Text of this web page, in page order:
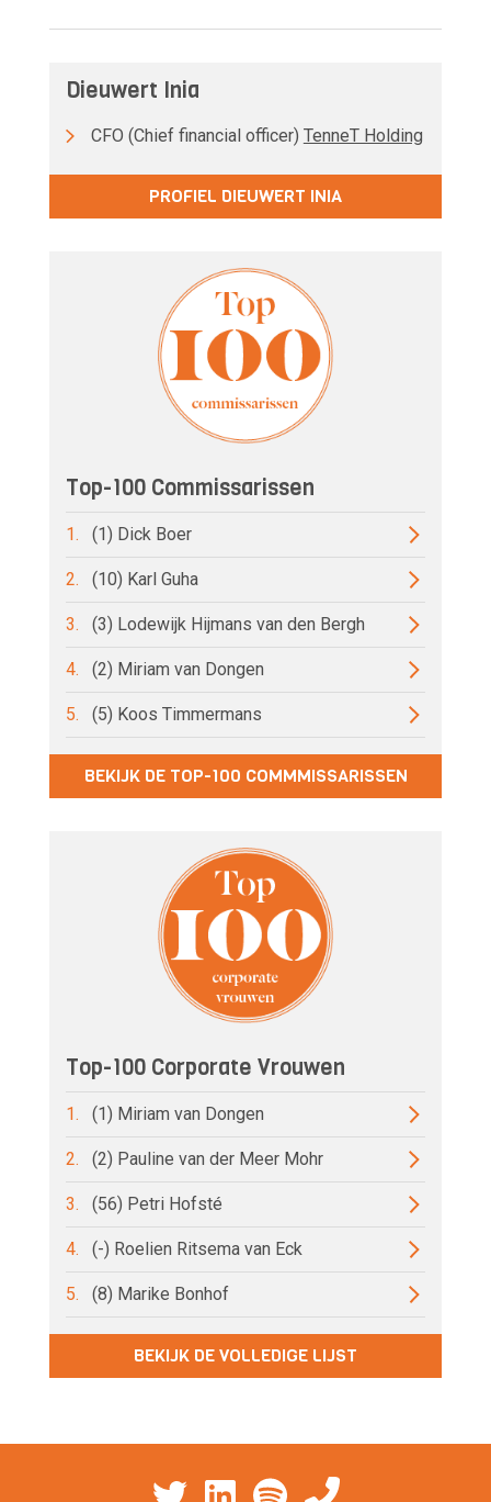
Dieuwert Inia
CFO (Chief financial officer) TenneT Holding
PROFIEL DIEUWERT INIA
Top-100 Commissarissen
1. (1) Dick Boer
2. (10) Karl Guha
3. (3) Lodewijk Hijmans van den Bergh
4. (2) Miriam van Dongen
5. (5) Koos Timmermans
BEKIJK DE TOP-100 COMMMISSARISSEN
Top-100 Corporate Vrouwen
1. (1) Miriam van Dongen
2. (2) Pauline van der Meer Mohr
3. (56) Petri Hofsté
4. (-) Roelien Ritsema van Eck
5. (8) Marike Bonhof
BEKIJK DE VOLLEDIGE LIJST